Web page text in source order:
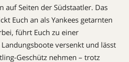
auf Seiten der Südstaatler. Das
Euch an als Yankees getarnten
führt Euch zu einer
versenkt und lässt
Geschütz nehmen – trotz